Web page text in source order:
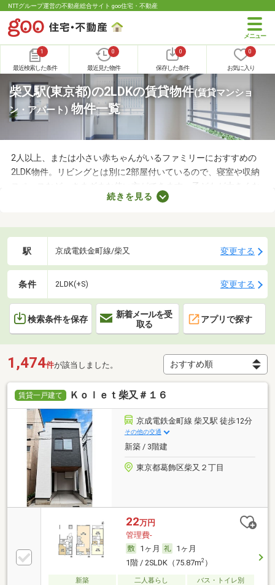
NTTグループ運営の不動産総合サイト goo住宅・不動産
1
最近検索した条件
0
最近見た物件
0
保存した条件
0
お気に入り
柴又駅(東京都)の2LDKの賃貸物件(賃貸マンショ
ン・アパート) 物件一覧
2人以上、または小さい赤ちゃんがいるファミリーにおすすめの
2LDK物件。リビングとは別に2部屋付いているので、寝室や収納
スペースなど、さまざまな使い方ができます。子どもが大きくな
れば子ども部屋にもできるので、長く住めることも魅力です。こ
チェックして、希望にぴったりな物件を見つけましょう。
続きを見る
駅 京成電鉄金町線/柴又 変更する
条件 2LDK(+S) 変更する
検索条件を保存
新着メールを受
取る
アプリで探す
1,474件が該当しました。
賃貸一戸建て Ｋｏｌｅｔ柴又＃１６
京成電鉄金町線 柴又駅 徒歩12分
その他の交通
新築 / 3階建
東京都葛飾区柴又２丁目
22万円
管理費-
1ヶ月
1ヶ月
1階 / 2SLDK（75.87m2）
新築 二人暮らし
バス・トイレ別